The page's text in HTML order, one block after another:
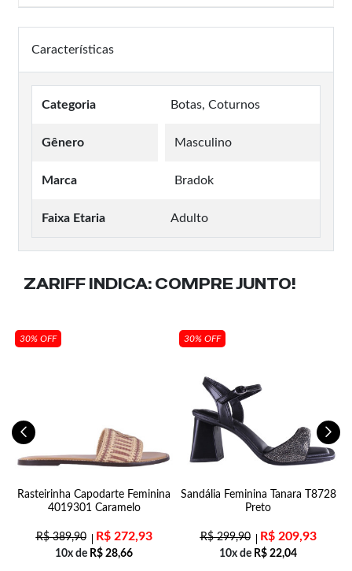
Características
Categoria Botas, Coturnos
Gênero Masculino
Marca Bradok
Faixa Etaria Adulto
ZARIFF INDICA: COMPRE JUNTO!
30% OFF
Rasteirinha Capodarte Feminina
4019301 Caramelo
R$389,90 R$272,93
10x de R$ 28,66
30% OFF
Sandália Feminina Tanara T8728
Preto
R$299,90 R$209,93
10x de R$ 22,04